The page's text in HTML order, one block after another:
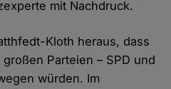
mit Nachdruck.
Kloth heraus, dass
Parteien – SPD und
würden. Im